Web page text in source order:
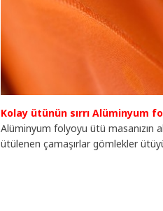
Kolay ütünün sırrı Alüminyum
Alüminyum folyoyu ütü masanızın
ütülenen çamaşırlar gömlekler